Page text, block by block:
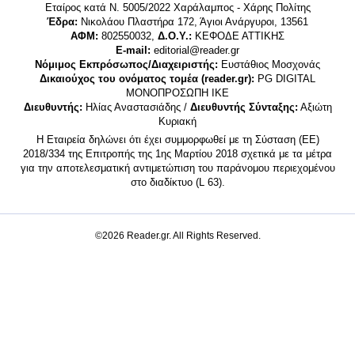
Εταίρος κατά Ν. 5005/2022 Χαράλαμπος - Χάρης Πολίτης
Έδρα: Νικολάου Πλαστήρα 172, Άγιοι Ανάργυροι, 13561
ΑΦΜ: 802550032, Δ.Ο.Υ.: ΚΕΦΟΔΕ ΑΤΤΙΚΗΣ
E-mail: editorial@reader.gr
Νόμιμος Εκπρόσωπος/Διαχειριστής: Ευστάθιος Μοσχονάς
Δικαιούχος του ονόματος τομέα (reader.gr): PG DIGITAL
MONΟΠΡΟΣΩΠΗ ΙΚΕ
Διευθυντής: Ηλίας Αναστασιάδης / Διευθυντής Σύνταξης: Αξιώτη
Κυριακή
Η Εταιρεία δηλώνει ότι έχει συμμορφωθεί με τη Σύσταση (ΕΕ)
2018/334 της Επιτροπής της 1ης Μαρτίου 2018 σχετικά με τα μέτρα
για την αποτελεσματική αντιμετώπιση του παράνομου περιεχομένου
στο διαδίκτυο (L 63).
©2026 Reader.gr. All Rights Reserved.